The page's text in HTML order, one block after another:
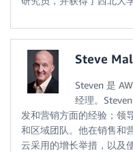
Steve
Steven 是
经理。
发和营销方面的经验；领
和区域团队。他在销售和
云采用的增长举措，以及